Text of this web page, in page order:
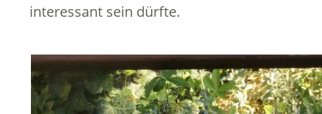
interessant sein dürfte.